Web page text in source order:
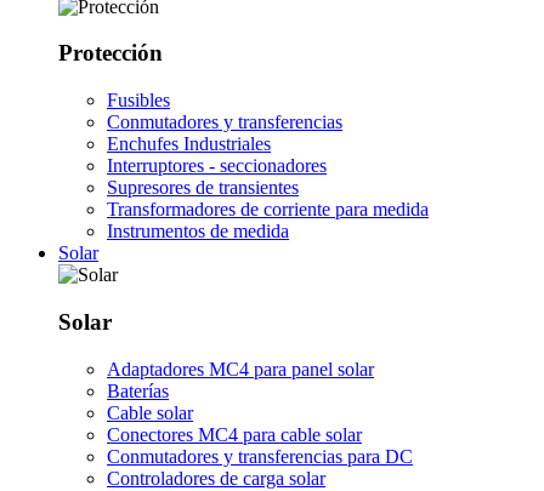
Protección
Fusibles
Conmutadores y transferencias
Enchufes Industriales
Interruptores - seccionadores
Supresores de transientes
Transformadores de corriente para medida
Instrumentos de medida
Solar
Solar
Adaptadores MC4 para panel solar
Baterías
Cable solar
Conectores MC4 para cable solar
Conmutadores y transferencias para DC
Controladores de carga solar